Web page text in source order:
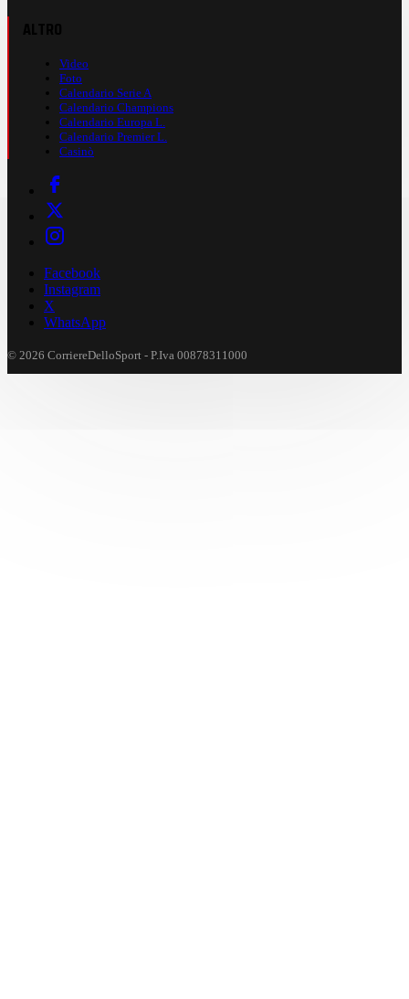
Video
Foto
Calendario Serie A
Calendario Champions
Calendario Europa L.
Calendario Premier L.
Casinò
Facebook
Instagram
X
WhatsApp
© 2026 CorriereDelloSport - P.Iva 00878311000